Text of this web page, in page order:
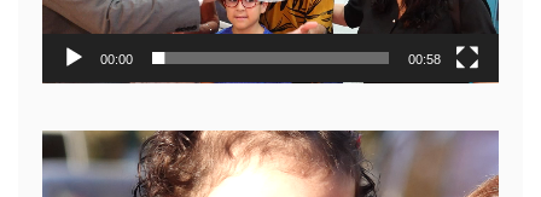
00:00 00:58
Reproductor
de